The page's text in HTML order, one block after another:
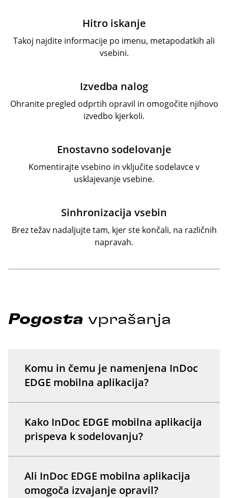
Hitro iskanje
Takoj najdite informacije po imenu, metapodatkih ali
vsebini.
Izvedba nalog
Ohranite pregled odprtih opravil in omogočite njihovo
izvedbo kjerkoli.
Enostavno sodelovanje
Komentirajte vsebino in vključite sodelavce v
usklajevanje vsebine.
Sinhronizacija vsebin
Brez težav nadaljujte tam, kjer ste končali, na različnih
napravah.
Pogosta vprašanja
Komu in čemu je namenjena InDoc
EDGE mobilna aplikacija?
Kako InDoc EDGE mobilna aplikacija
prispeva k sodelovanju?
Ali InDoc EDGE mobilna aplikacija
omogoča izvajanje opravil?